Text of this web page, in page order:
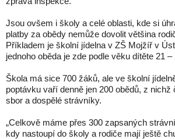
Jsou ovšem i školy a celé oblasti, kde si
platby za obědy nemůže dovolit většina
Příkladem je školní jídelna v ZŠ Mojžíř v
jednoho oběda je zde podle věku dítěte 21 –
Škola má sice 700 žáků, ale ve školní
poptávku vaří denně jen 200 obědů, z
sbor a dospělé strávníky.
„Celkově máme přes 300 zapsaných
kdy nastoupí do školy a rodiče mají ještě